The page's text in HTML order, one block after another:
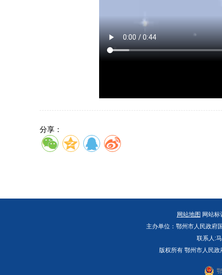
分享：
网站地图 网站
主办单位：鄂州市人民政府
联系人:
版权所有 鄂州市人民